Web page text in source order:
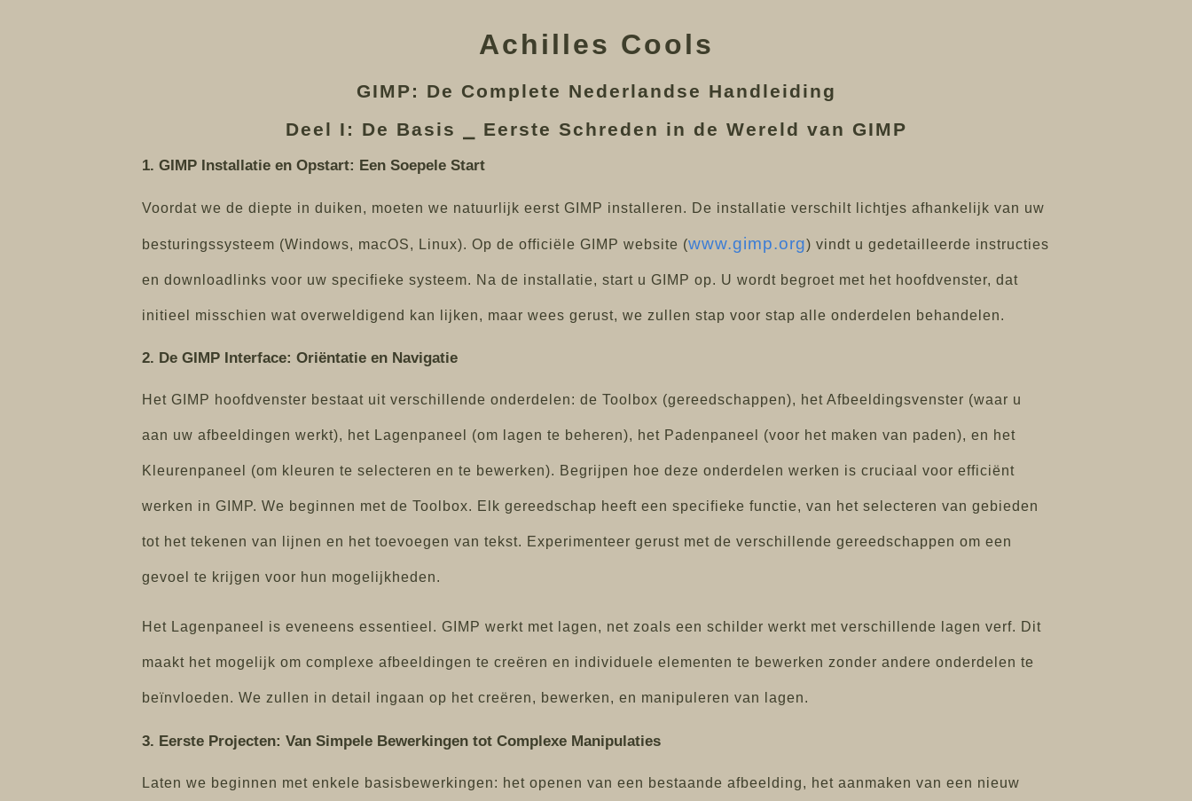
Achilles Cools
GIMP: De Complete Nederlandse Handleiding
Deel I: De Basis ⎯ Eerste Schreden in de Wereld van GIMP
1. GIMP Installatie en Opstart: Een Soepele Start
Voordat we de diepte in duiken, moeten we natuurlijk eerst GIMP installeren. De installatie verschilt lichtjes afhankelijk van uw
besturingssysteem (Windows, macOS, Linux). Op de officiële GIMP website (www.gimp.org) vindt u gedetailleerde instructies
en downloadlinks voor uw specifieke systeem. Na de installatie, start u GIMP op. U wordt begroet met het hoofdvenster, dat
initieel misschien wat overweldigend kan lijken, maar wees gerust, we zullen stap voor stap alle onderdelen behandelen.
2. De GIMP Interface: Oriëntatie en Navigatie
Het GIMP hoofdvenster bestaat uit verschillende onderdelen: de Toolbox (gereedschappen), het Afbeeldingsvenster (waar u
aan uw afbeeldingen werkt), het Lagenpaneel (om lagen te beheren), het Padenpaneel (voor het maken van paden), en het
Kleurenpaneel (om kleuren te selecteren en te bewerken). Begrijpen hoe deze onderdelen werken is cruciaal voor efficiënt
werken in GIMP. We beginnen met de Toolbox. Elk gereedschap heeft een specifieke functie, van het selecteren van gebieden
tot het tekenen van lijnen en het toevoegen van tekst. Experimenteer gerust met de verschillende gereedschappen om een
gevoel te krijgen voor hun mogelijkheden.
Het Lagenpaneel is eveneens essentieel. GIMP werkt met lagen, net zoals een schilder werkt met verschillende lagen verf. Dit
maakt het mogelijk om complexe afbeeldingen te creëren en individuele elementen te bewerken zonder andere onderdelen te
beïnvloeden. We zullen in detail ingaan op het creëren, bewerken, en manipuleren van lagen.
3. Eerste Projecten: Van Simpele Bewerkingen tot Complexe Manipulaties
Laten we beginnen met enkele basisbewerkingen: het openen van een bestaande afbeelding, het aanmaken van een nieuw